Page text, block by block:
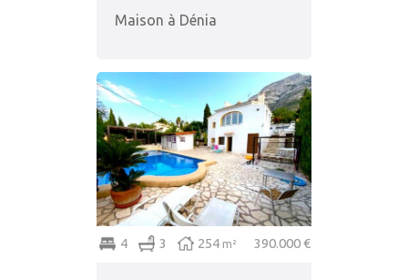
Maison à Dénia
4 3 254 m² 390.000 €